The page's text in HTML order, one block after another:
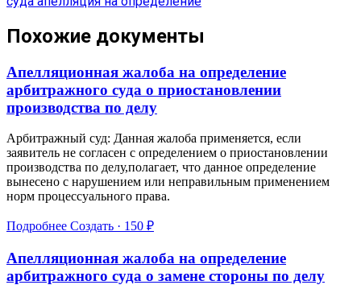
Похожие документы
Апелляционная жалоба на определение
арбитражного суда о приостановлении
производства по делу
Арбитражный суд: Данная жалоба применяется, если
заявитель не согласен с определением о приостановлении
производства по делу,полагает, что данное определение
вынесено с нарушением или неправильным применением
норм процессуального права.
Подробнее Создать · 150 ₽
Апелляционная жалоба на определение
арбитражного суда о замене стороны по делу